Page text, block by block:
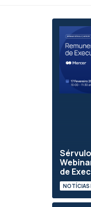
de
NOTÍCIAS